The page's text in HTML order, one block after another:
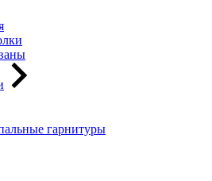
гарнитуры